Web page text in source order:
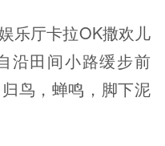
乐厅卡拉OK撒欢儿
沿田间小路缓步前
鸟，蝉鸣，脚下泥